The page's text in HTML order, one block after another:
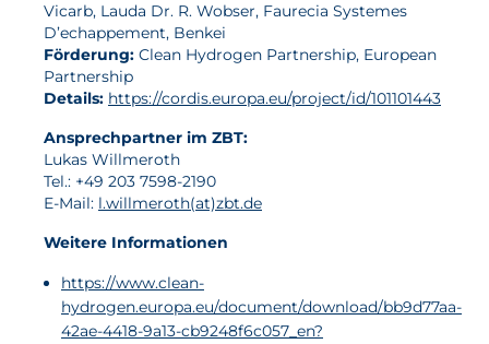
Vicarb, Lauda Dr. R. Wobser, Faurecia Systemes
D’echappement, Benkei
Förderung: Clean Hydrogen Partnership, European
Partnership
Details: https://cordis.europa.eu/project/id/101101443
Ansprechpartner im ZBT:
Lukas Willmeroth
Tel.: +49 203 7598-2190
E-Mail: l.willmeroth(at)zbt.de
Weitere Informationen
https://www.clean-
hydrogen.europa.eu/document/download/bb9d77aa-
42ae-4418-9a13-cb9248f6c057_en?